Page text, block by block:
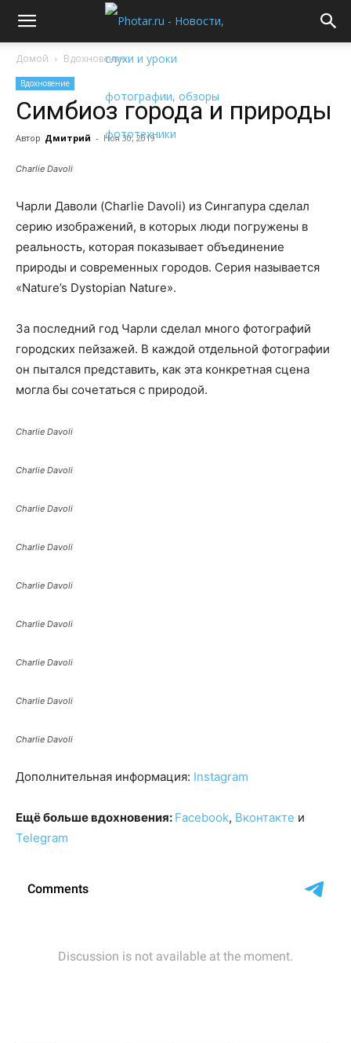
Домой Вдохновение
Вдохновение
Симбиоз города и природы
Автор Дмитрий - Ноя 30, 2019
Charlie Davoli
Чарли Даволи (Charlie Davoli) из Сингапура сделал
серию изображений, в которых люди погружены в
реальность, которая показывает объединение
природы и современных городов. Серия называется
«Nature’s Dystopian Nature».
За последний год Чарли сделал много фотографий
городских пейзажей. В каждой отдельной фотографии
он пытался представить, как эта конкретная сцена
могла бы сочетаться с природой.
Charlie Davoli
Charlie Davoli
Charlie Davoli
Charlie Davoli
Charlie Davoli
Charlie Davoli
Charlie Davoli
Charlie Davoli
Charlie Davoli
Дополнительная информация: Instagram
Ещё больше вдохновения: Facebook, Вконтакте и
Telegram